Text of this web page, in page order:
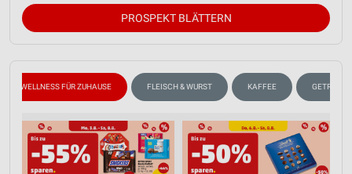
PROSPEKT BLÄTTERN
WELLNESS FÜR ZUHAUSE FLEISCH & WURST KAFFEE GETRÄNKE